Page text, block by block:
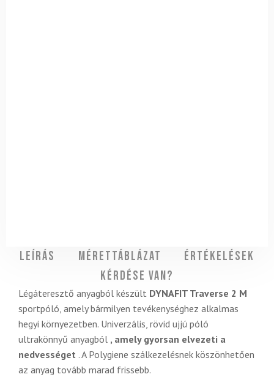
Leírás Mérettáblázat
Értékelések
Kérdése van?
Légáteresztő anyagból készült DYNAFIT Traverse 2 M
sportpóló, amely bármilyen tevékenységhez alkalmas
hegyi környezetben. Univerzális, rövid ujjú póló
ultrakönnyű anyagból , amely gyorsan elvezeti a
nedvességet . A Polygiene szálkezelésnek köszönhetően
az anyag tovább marad frissebb.